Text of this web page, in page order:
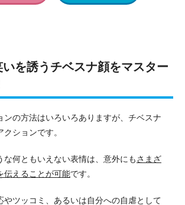
を誘うチベスナ顔をマスター
ンの方法はいろいろありますが、チベスナ
ションです。
な何ともいえない表情は、意外にもさまざ
伝えることが可能です。
やツッコミ、あるいは自分への自虐として